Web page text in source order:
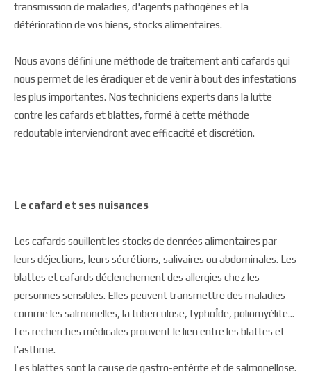
transmission de maladies, d'agents pathogènes et la
détérioration de vos biens, stocks alimentaires.
Nous avons défini une méthode de traitement anti cafards qui
nous permet de les éradiquer et de venir à bout des infestations
les plus importantes. Nos techniciens experts dans la lutte
contre les cafards et blattes, formé à cette méthode
redoutable interviendront avec efficacité et discrétion.
Le cafard et ses nuisances
Les cafards souillent les stocks de denrées alimentaires par
leurs déjections, leurs sécrétions, salivaires ou abdominales. Les
blattes et cafards déclenchement des allergies chez les
personnes sensibles. Elles peuvent transmettre des maladies
comme les salmonelles, la tuberculose, typhoÎde, poliomyélite...
Les recherches médicales prouvent le lien entre les blattes et
l'asthme.
Les blattes sont la cause de gastro-entérite et de salmonellose.